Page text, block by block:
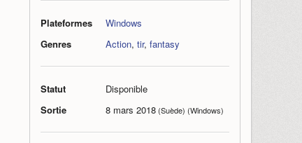
Plateformes
Windows
Genres
Action, tir, fantasy
Statut
Disponible
Sortie
8 mars 2018(Suède) (Windows)